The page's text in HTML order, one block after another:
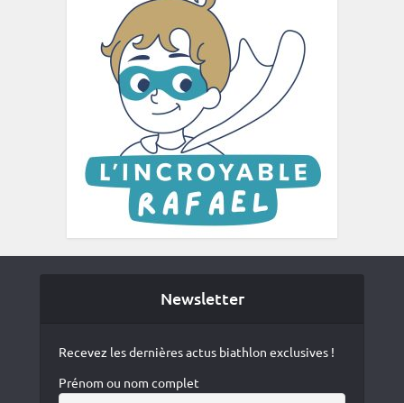
Newsletter
Recevez les dernières actus biathlon exclusives !
Prénom ou nom complet